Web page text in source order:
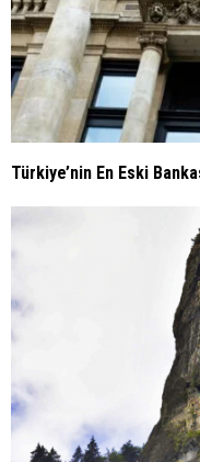
Türkiye’nin En Eski